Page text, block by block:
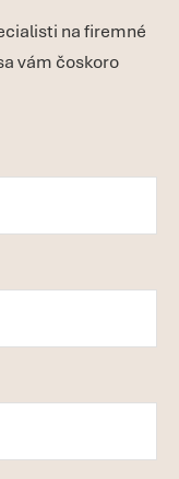
na firemné
vám čoskoro